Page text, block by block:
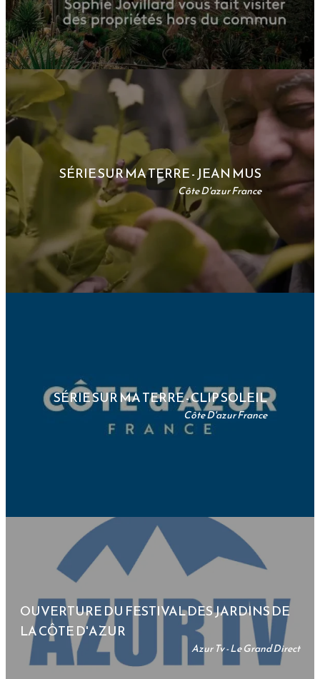
SÉRIE SUR MA TERRE - JEAN MUS
Côte D'azur France
SÉRIE SUR MA TERRE - CLIP SOLEIL
Côte D'azur France
OUVERTURE DU FESTIVAL DES JARDINS DE
LA CÔTE D'AZUR
Azur Tv - Le Grand Direct